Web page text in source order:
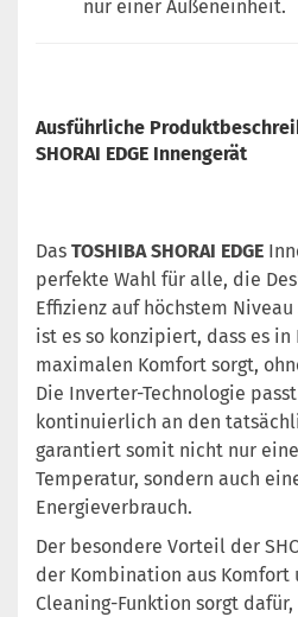
nur einer Außeneinheit.
Ausführliche
SHORAI EDGE Innengerät
Das TOSHIBA SHORAI EDGE
perfekte Wahl für alle, die
Effizienz auf höchstem
ist es so konzipiert, dass es in
maximalen Komfort sorgt,
Die Inverter-Technologie
kontinuierlich an den
garantiert somit nicht nur
Temperatur, sondern auch
Energieverbrauch.
Der besondere Vorteil der
der Kombination aus Komfort
Cleaning-Funktion sorgt